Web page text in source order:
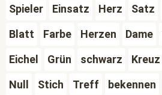
Spieler
Einsatz Herz Satz
Blatt
Farbe Herzen Dame
Eichel
Grün schwarz Kreuz
Null
Stich Treff bekennen